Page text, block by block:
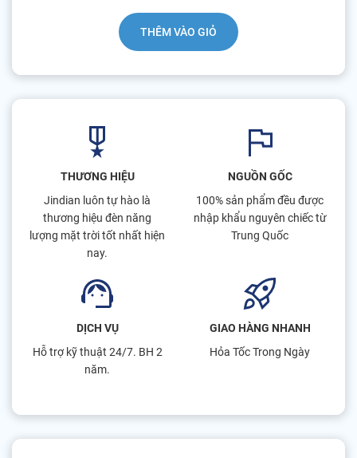
THÊM VÀO GIỎ
THƯƠNG HIỆU
Jindian luôn tự hào là
thương hiệu đèn năng
lượng mặt trời tốt nhất hiện
nay.
NGUỒN GỐC
100% sản phẩm đều được
nhập khẩu nguyên chiếc từ
Trung Quốc
DỊCH VỤ
Hỗ trợ kỹ thuật 24/7. BH 2
năm.
GIAO HÀNG NHANH
Hỏa Tốc Trong Ngày